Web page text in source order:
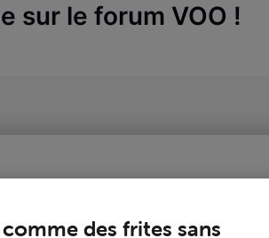
sur le forum VOO !
des frites sans